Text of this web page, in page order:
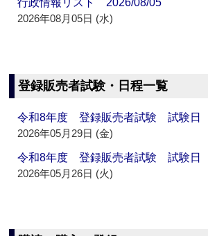
行政情報リスト 2026/08/05
2026年08月05日 (水)
登録販売者試験・日程一覧
令和8年度 登録販売者試験 試験日
2026年05月29日 (金)
令和8年度 登録販売者試験 試験日
2026年05月26日 (火)